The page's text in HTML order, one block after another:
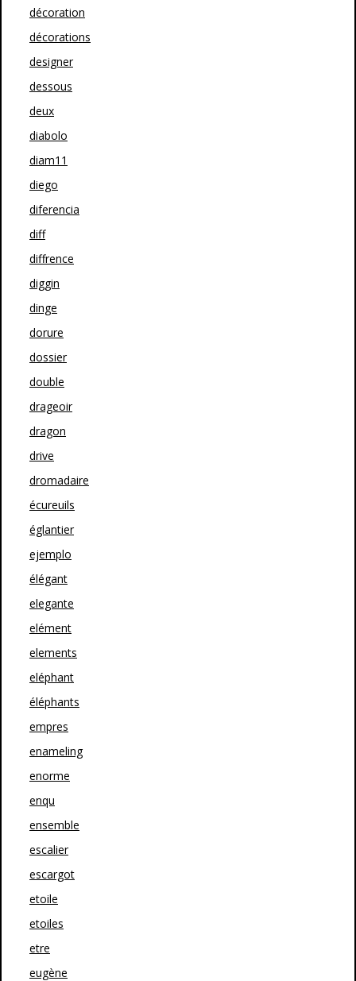
décoration
décorations
designer
dessous
deux
diabolo
diam11
diego
diferencia
diff
diffrence
diggin
dinge
dorure
dossier
double
drageoir
dragon
drive
dromadaire
écureuils
églantier
ejemplo
élégant
elegante
elément
elements
eléphant
éléphants
empres
enameling
enorme
enqu
ensemble
escalier
escargot
etoile
etoiles
etre
eugène